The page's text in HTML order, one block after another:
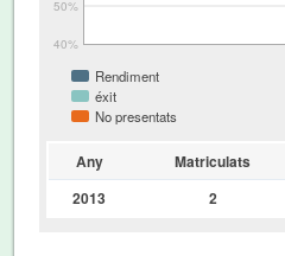
40%
50%
Rendiment
éxit
No presentats
Any Matriculats
2013
2